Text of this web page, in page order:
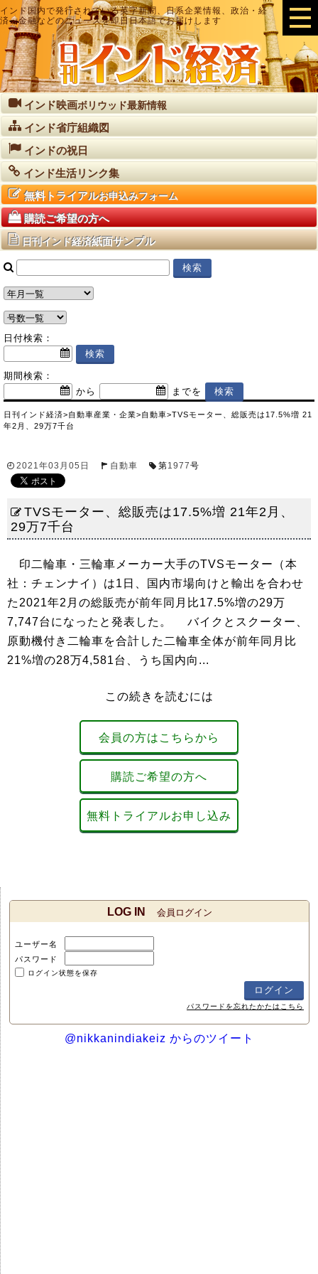
インド国内で発行されている英字新聞、日系企業情報、政治・経
済・金融などのニュースを即日日本語でお届けします
インド映画ボリウッド最新情報
インド省庁組織図
インドの祝日
インド生活リンク集
無料トライアルお申込みフォーム
購読ご希望の方へ
日刊インド経済紙面サンプル
日付検索：
期間検索：
から
までを
日刊インド経済>自動車産業・企業>自動車>TVSモーター、総販売は17.5%増 21
年2月、29万7千台
2021年03月05日 自動車 第1977号
TVSモーター、総販売は17.5%増 21年2月、
29万7千台
印二輪車・三輪車メーカー大手のTVSモーター（本
社：チェンナイ）は1日、国内市場向けと輸出を合わせ
た2021年2月の総販売が前年同月比17.5%増の29万
7,747台になったと発表した。 バイクとスクーター、
原動機付き二輪車を合計した二輪車全体が前年同月比
21%増の28万4,581台、うち国内向...
この続きを読むには
会員の方はこちらから
購読ご希望の方へ
無料トライアルお申し込み
LOG IN 会員ログイン
ユーザー名
パスワード
ログイン状態を保存
パスワードを忘れたかたはこちら
@nikkanindiakeiz からのツイート